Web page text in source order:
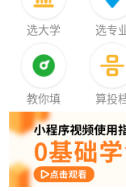
选大学 选专
教你填 算投